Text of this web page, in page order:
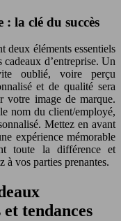
la clé du succès
deux éléments essentiels
d’entreprise. Un
oublié, voire perçu
et de qualité sera
votre image de marque.
nom du client/employé,
Mettez en avant
expérience mémorable
toute la différence et
à vos parties prenantes.
tendances